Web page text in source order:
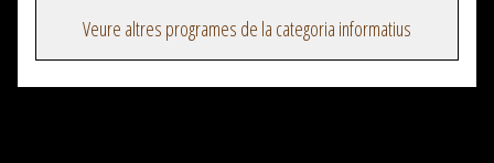
Veure altres programes de la categoria informatius